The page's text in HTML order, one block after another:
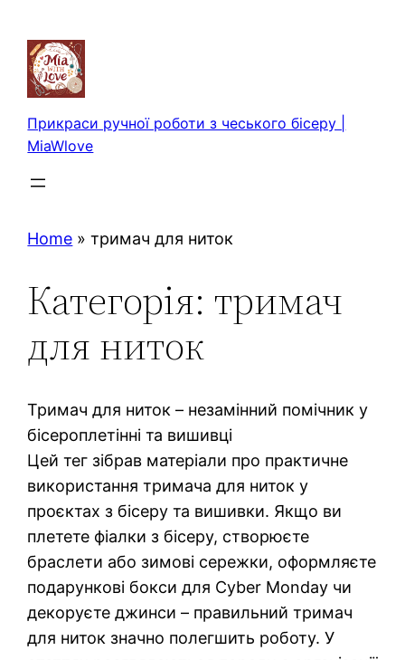
вмісту
Прикраси ручної роботи з чеського бісеру |
MiaWlove
Home »тримач для ниток
Категорія: тримач
для ниток
Тримач для ниток – незамінний помічник у
бісероплетінні та вишивці
Цей тег зібрав матеріали про практичне
використання тримача для ниток у
проєктах з бісеру та вишивки. Якщо ви
плетете фіалки з бісеру, створюєте
браслети або зимові сережки, оформляєте
подарункові бокси для Cyber Monday чи
декоруєте джинси – правильний тримач
для ниток значно полегшить роботу. У